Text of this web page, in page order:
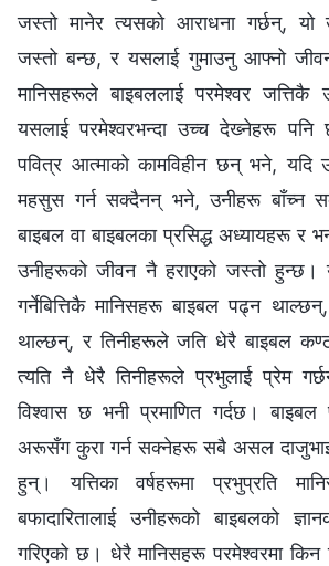
जस्तो मानेर त्यसको आराधना गर्छन्, यो
जस्तो बन्छ, र यसलाई गुमाउनु आफ्नो
मानिसहरूले बाइबललाई परमेश्‍वर
यसलाई परमेश्‍वरभन्दा उच्च देख्‍नेहरू पनि
पवित्र आत्माको कामविहीन छन् भने, यदि
महसुस गर्न सक्दैनन् भने, उनीहरू बाँच्न
बाइबल वा बाइबलका प्रसिद्ध अध्यायहरू र
उनीहरूको जीवन नै हराएको जस्तो हुन्छ।
गर्नेबित्तिकै मानिसहरू बाइबल पढ्न
थाल्छन्, र तिनीहरूले जति धेरै बाइबल
त्यति नै धेरै तिनीहरूले प्रभुलाई प्रेम
विश्‍वास छ भनी प्रमाणित गर्दछ।
अरूसँग कुरा गर्न सक्नेहरू सबै असल दाजुभाइ
हुन्। यत्तिका वर्षहरूमा प्रभुप्रति
बफादारितालाई उनीहरूको बाइबलको
गरिएको छ। धेरै मानिसहरू परमेश्‍वरमा किन